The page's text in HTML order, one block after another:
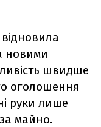
новими
швидше
оголошення
руки лише
майно.